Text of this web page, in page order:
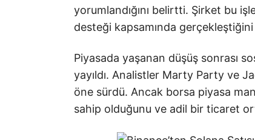
yorumlandığını belirtti. Şirket bu
desteği kapsamında gerçekleştiğini
Piyasada yaşanan düşüş sonrası
yayıldı. Analistler Marty Party ve
öne sürdü. Ancak borsa piyasa
sahip olduğunu ve adil bir ticaret